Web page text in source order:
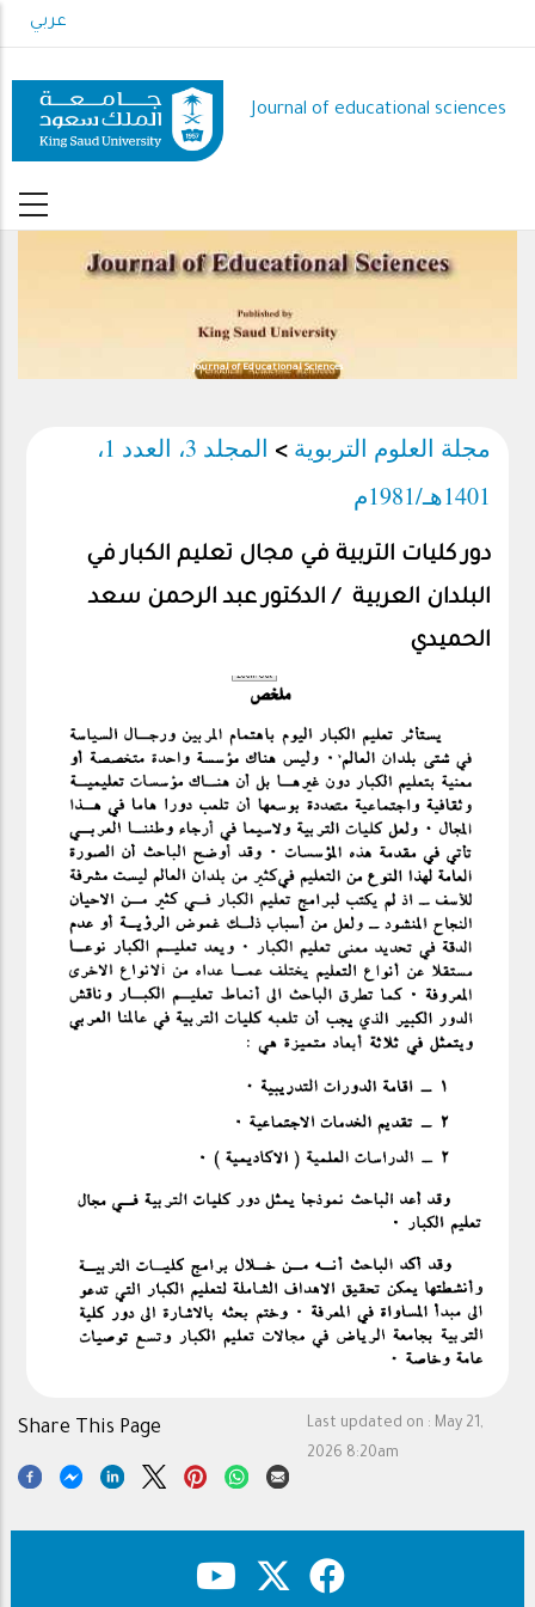
to
content
عربي
Journal of educational sciences
Journal of Educational Sciences
مجلة العلوم التربوية >
المجلد 3، العدد 1،
1401هـ/1981م
دور كليات التربية في مجال تعليم الكبار في
البلدان العربية / الدكتور عبد الرحمن سعد
الحميدي
Last updated on : May 21,
2026 8:20am
Share This Page